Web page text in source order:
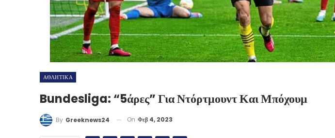
ΑΘΛΗΤΙΚΑ
Bundesliga: “5άρες” Για Ντόρτμουντ Και Μπόχουμ
By Greeknews24 On Φεβ 4, 2023